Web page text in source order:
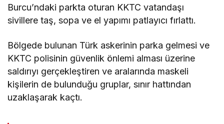
Burcu’ndaki parkta oturan KKTC vatandaşı
sivillere taş, sopa ve el yapımı patlayıcı fırlattı.
Bölgede bulunan Türk askerinin parka gelmesi ve
KKTC polisinin güvenlik önlemi alması üzerine
saldırıyı gerçekleştiren ve aralarında maskeli
kişilerin de bulunduğu gruplar, sınır hattından
uzaklaşarak kaçtı.